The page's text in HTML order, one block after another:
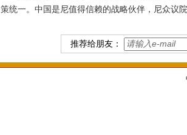
策统一。中国是尼值得信赖的战略伙伴，尼众议
推荐给朋友：